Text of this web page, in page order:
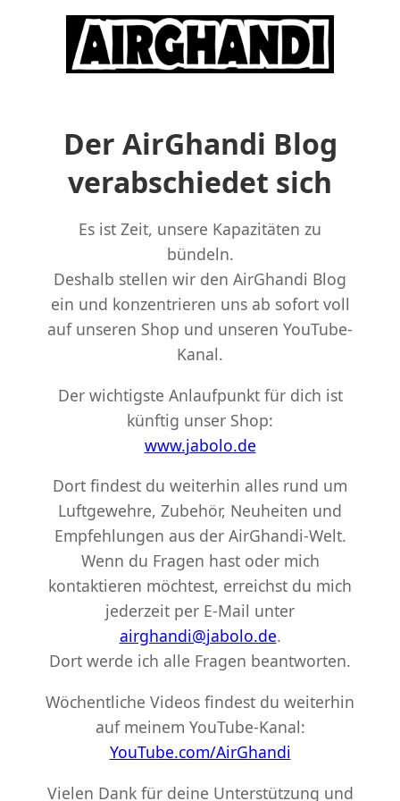
Der AirGhandi Blog
verabschiedet sich
Es ist Zeit, unsere Kapazitäten zu
bündeln.
Deshalb stellen wir den AirGhandi Blog
ein und konzentrieren uns ab sofort voll
auf unseren Shop und unseren YouTube-
Kanal.
Der wichtigste Anlaufpunkt für dich ist
künftig unser Shop:
www.jabolo.de
Dort findest du weiterhin alles rund um
Luftgewehre, Zubehör, Neuheiten und
Empfehlungen aus der AirGhandi-Welt.
Wenn du Fragen hast oder mich
kontaktieren möchtest, erreichst du mich
jederzeit per E-Mail unter
airghandi@jabolo.de.
Dort werde ich alle Fragen beantworten.
Wöchentliche Videos findest du weiterhin
auf meinem YouTube-Kanal:
YouTube.com/AirGhandi
Vielen Dank für deine Unterstützung und